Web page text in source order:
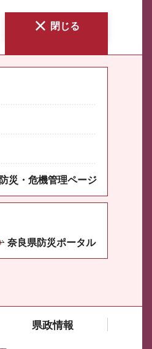
閉じる
防災・危機管理ページ
奈良県防災ポータル
県政情報